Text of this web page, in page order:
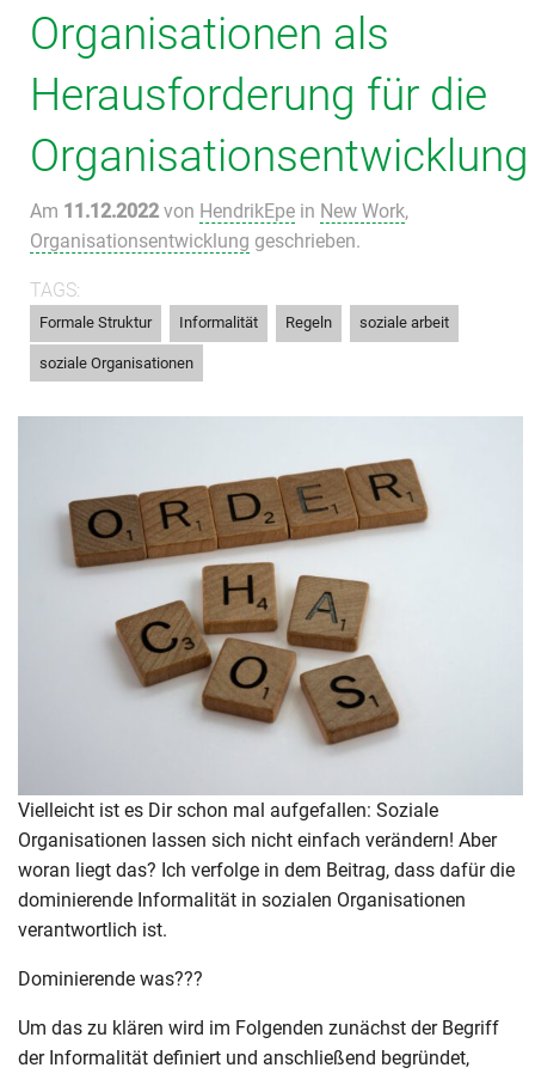
Organisationen als
Herausforderung für die
Organisationsentwicklung
Am 11.12.2022 von HendrikEpe in New Work,
Organisationsentwicklung geschrieben.
TAGS:
Formale Struktur Informalität Regeln soziale arbeit
soziale Organisationen
Vielleicht ist es Dir schon mal aufgefallen: Soziale
Organisationen lassen sich nicht einfach verändern! Aber
woran liegt das? Ich verfolge in dem Beitrag, dass dafür die
dominierende Informalität in sozialen Organisationen
verantwortlich ist.
Dominierende was???
Um das zu klären wird im Folgenden zunächst der Begriff
der Informalität definiert und anschließend begründet,